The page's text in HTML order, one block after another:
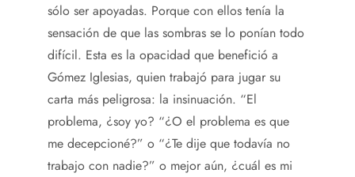
sólo ser apoyadas. Porque con ellos tenía la
sensación de que las sombras se lo ponían todo
difícil. Esta es la opacidad que benefició a
Gómez Iglesias, quien trabajó para jugar su
carta más peligrosa: la insinuación. “El
problema, ¿soy yo? “¿O el problema es que
me decepcioné?” o “¿Te dije que todavía no
trabajo con nadie?” o mejor aún, ¿cuál es mi